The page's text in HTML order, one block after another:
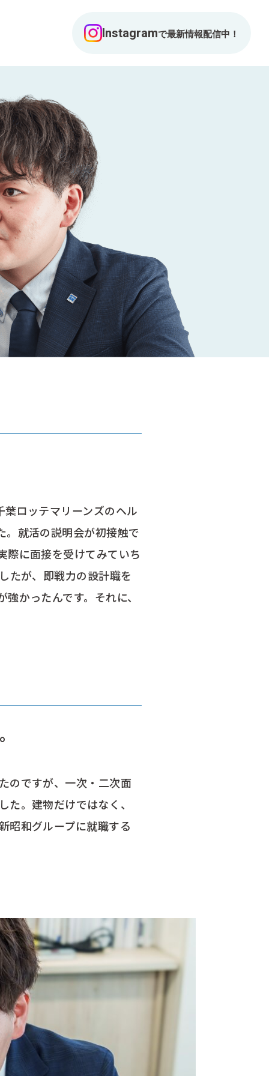
Instagramで最新情報配信中！
ロッテマリーンズのヘル
。就活の説明会が初接触で
際に面接を受けてみていち
たが、即戦力の設計職を
かったんです。それに、
のですが、一次・二次面
。建物だけではなく、
昭和グループに就職する